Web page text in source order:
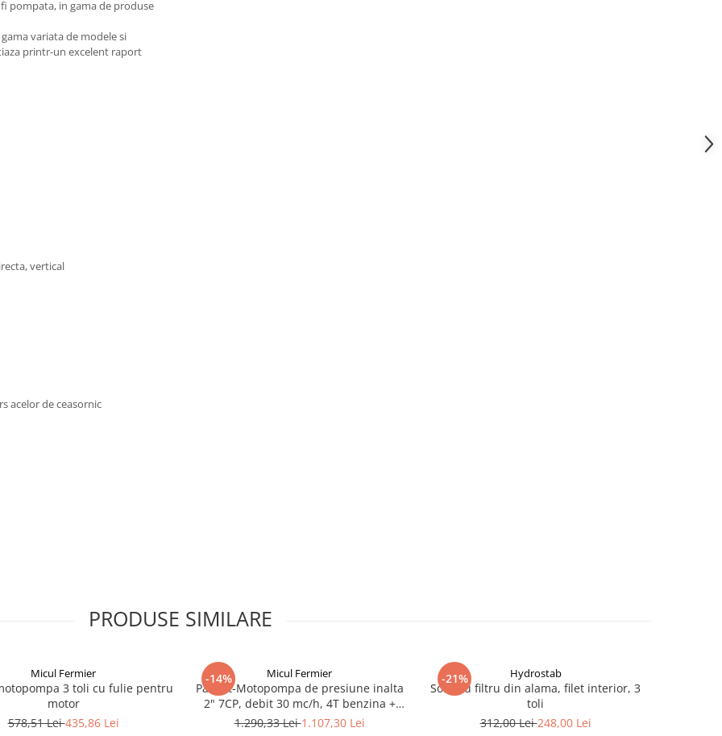
pompata, in gama de produse
variata de modele si
printr-un excelent raport
vertical
acelor de ceasornic
PRODUSE SIMILARE
Micul Fermier
3 toli cu fulie pentru
motor
578,51 Lei435,86 Lei
-14% Micul Fermier
Pachet-Motopompa de presiune inalta
2" 7CP, debit 30 mc/h, 4T benzina +
Furtun pentru refulare, diametru 2",
1.290,33 Lei1.107,30 Lei
-21% Hydrostab
Sorb cu filtru din alama, filet interior, 3
toli
312,00 Lei248,00 Lei